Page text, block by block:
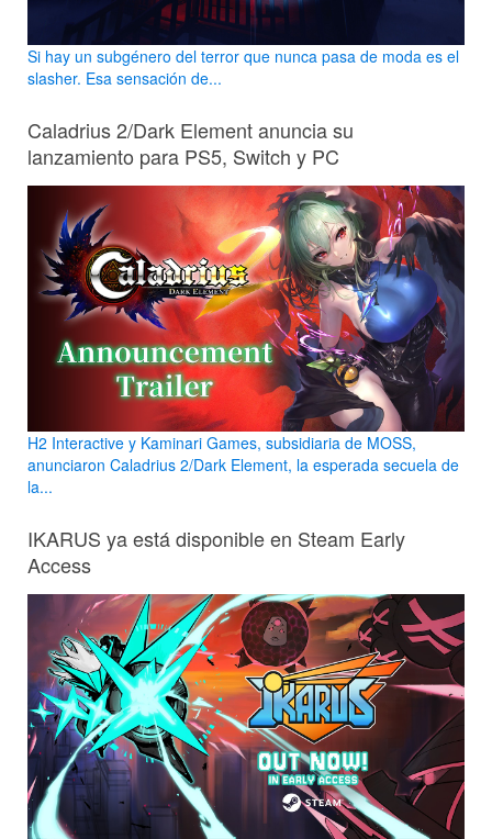
Si hay un subgénero del terror que nunca pasa de moda es el
slasher. Esa sensación de...
Caladrius 2/Dark Element anuncia su
lanzamiento para PS5, Switch y PC
H2 Interactive y Kaminari Games, subsidiaria de MOSS,
anunciaron Caladrius 2/Dark Element, la esperada secuela de
la...
IKARUS ya está disponible en Steam Early
Access